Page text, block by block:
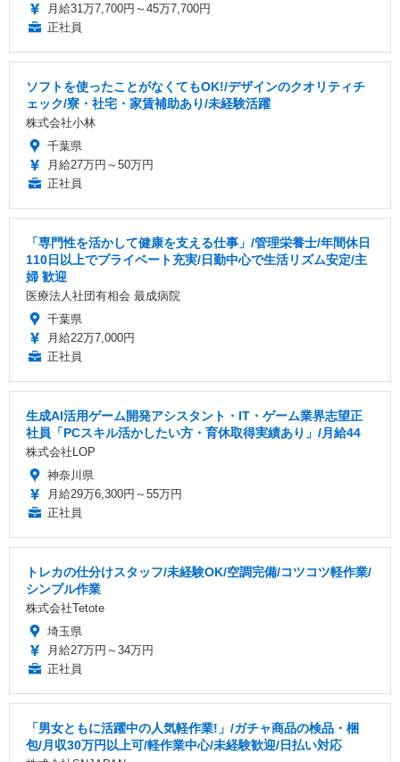
月給31万7,700円～45万7,700円
正社員
ソフトを使ったことがなくてもOK!/デザインのクオリティチ
ェック/寮・社宅・家賃補助あり/未経験活躍
株式会社小林
千葉県
月給27万円～50万円
正社員
「専門性を活かして健康を支える仕事」/管理栄養士/年間休日
110日以上でプライベート充実/日勤中心で生活リズム安定/主
婦 歓迎
医療法人社団有相会 最成病院
千葉県
月給22万7,000円
正社員
生成AI活用ゲーム開発アシスタント・IT・ゲーム業界志望正
社員「PCスキル活かしたい方・育休取得実績あり」/月給44
株式会社LOP
神奈川県
月給29万6,300円～55万円
正社員
トレカの仕分けスタッフ/未経験OK/空調完備/コツコツ軽作業/
シンプル作業
株式会社Tetote
埼玉県
月給27万円～34万円
正社員
「男女ともに活躍中の人気軽作業!」/ガチャ商品の検品・梱
包/月収30万円以上可/軽作業中心/未経験歓迎/日払い対応